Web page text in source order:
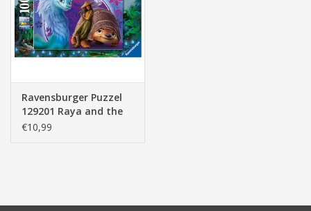
Elektra
Baby & Peuter
Speelgoed & hobby
Cadeau & feest
Ravensburger Puzzel
129201 Raya and the
last Dragon 100
€10,99